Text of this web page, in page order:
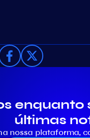
enquanto
últimas
nossa plataforma,